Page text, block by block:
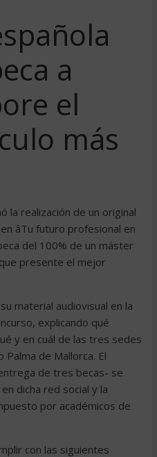
a
el
más
la realización de un original
âTu futuro profesional en
del 100% de un máster
presente el mejor
material audiovisual en la
explicando qué
y en cuál de las tres sedes
Palma de Mallorca. El
de tres becas- se
dicha red social y la
por académicos de
con las siguientes